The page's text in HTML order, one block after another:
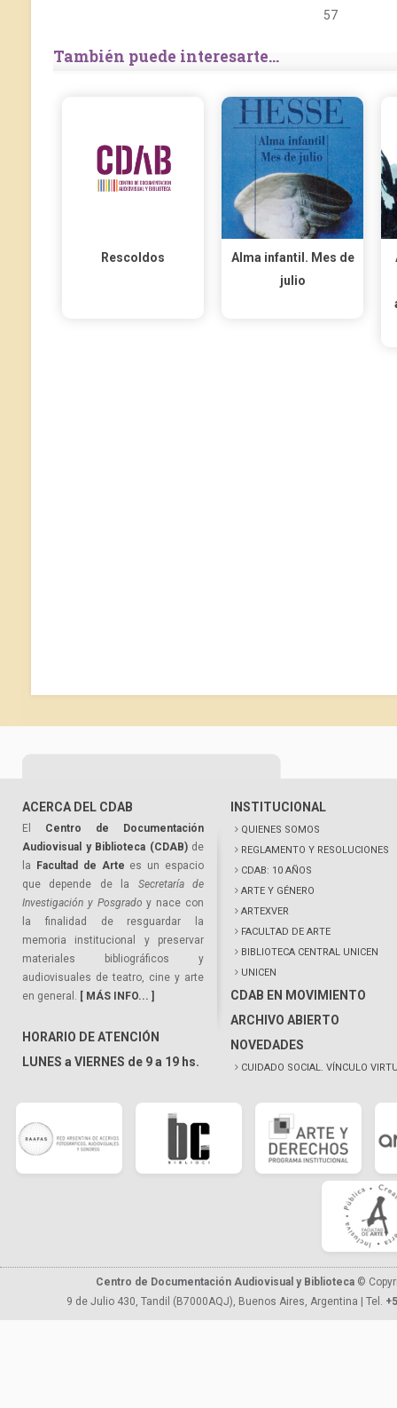
57
También puede interesarte...
Rescoldos
Alma infantil. Mes de
julio
ACERCA DEL CDAB
El Centro de Documentación
Audiovisual y Biblioteca (CDAB)de
la
Facultad de Arte es un espacio
que depende de la Secretaría de
Investigación y Posgrado y nace con
la finalidad de resguardar la
memoria institucional y preservar
materiales bibliográficos y
audiovisuales de teatro, cine y arte
en general. [ MÁS INFO... ]
HORARIO DE ATENCIÓN
LUNES a VIERNES de 9 a 19 hs.
INSTITUCIONAL
QUIENES SOMOS
REGLAMENTO Y RESOLUCIONES
CDAB: 10 AÑOS
ARTE Y GÉNERO
ARTEXVER
FACULTAD DE ARTE
BIBLIOTECA CENTRAL UNICEN
UNICEN
CDAB EN MOVIMIENTO
ARCHIVO ABIERTO
NOVEDADES
CUIDADO SOCIAL. VÍNCULO
Centro de Documentación Audiovisual y Biblioteca ©
9 de Julio 430, Tandil (B7000AQJ), Buenos Aires, Argentina | Tel.